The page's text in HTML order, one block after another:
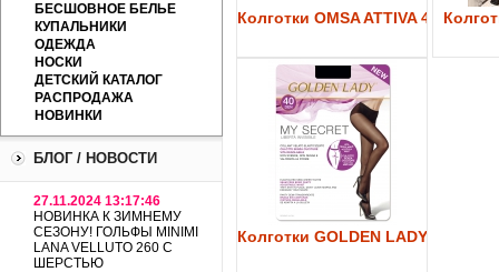
БЕСШОВНОЕ БЕЛЬЕ
КУПАЛЬНИКИ
ОДЕЖДА
НОСКИ
ДЕТСКИЙ КАТАЛОГ
РАСПРОДАЖА
НОВИНКИ
БЛОГ / НОВОСТИ
27.11.2024 13:17:46
НОВИНКА К ЗИМНЕМУ
СЕЗОНУ! ГОЛЬФЫ MINIMI
LANA VELLUTO 260 С
ШЕРСТЬЮ
Колготки OMSA ATTIVA 40
Колготки GOLDEN LADY My